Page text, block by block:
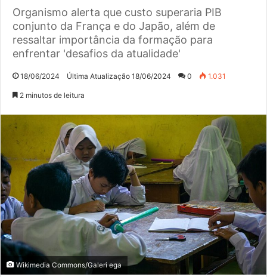
Organismo alerta que custo superaria PIB
conjunto da França e do Japão, além de
ressaltar importância da formação para
enfrentar 'desafios da atualidade'
18/06/2024 Última Atualização 18/06/2024 0 1.031
2 minutos de leitura
Wikimedia Commons/Galeri ega